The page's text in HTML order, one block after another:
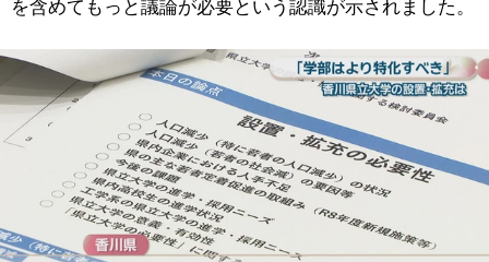
を含めてもっと議論が必要という認識が示されました。